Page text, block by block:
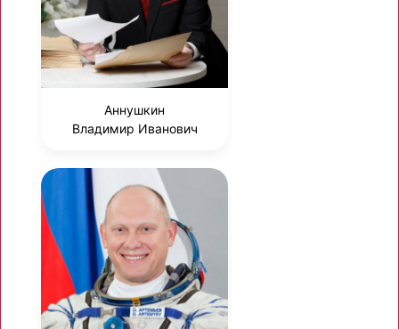
Аннушкин
Владимир Иванович